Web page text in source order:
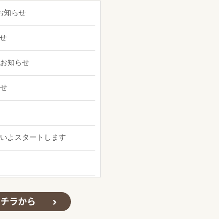
知らせ
知らせ
よスタートします
ラから